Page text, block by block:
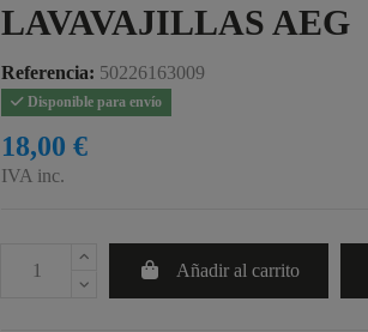
LAVAVAJILLAS AEG
Referencia: 50226163009
Disponible para envío
18,00 €
IVA inc.
Añadir al carrito